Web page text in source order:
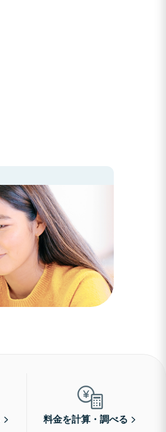
料金を計算・調べる